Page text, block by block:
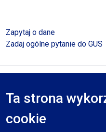
Ta strona
cookie
Zapytaj o dane
Zadaj ogólne pytanie do GUS
RODO